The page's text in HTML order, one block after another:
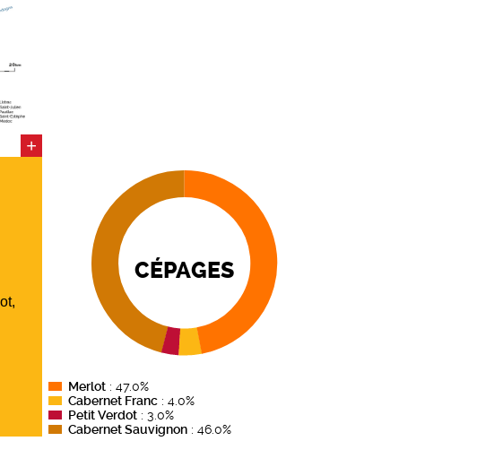
+
CÉPAGES
Merlot : 47.0%
Cabernet Franc : 4.0%
Petit Verdot : 3.0%
Cabernet Sauvignon : 46.0%